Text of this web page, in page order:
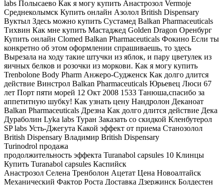
labs Полысаево Как я могу купить Анастрозол Vermoje
Среднеколымск Купить онлайн Азолол British Dispensary
Вуктыл Здесь можно купить Сустамед Balkan Pharmaceuticals
Тихвин Как мне купить Мастаджед Golden Dragon Оренбург
Купить онлайн Clomed Balkan Pharmaceuticals Фокино Если ты
конкретно об этом оформлении спрашиваешь, то здесь
Вырезала на ходу такие штучки из яблок, и пару цветулек из
яичных белков и розочки из моркови. Как я могу купить
Trenbolone Body Pharm Анжеро-Судженск Как долго длится
действие Винстрол Balkan Pharmaceuticals Юрьевец Люси 67
лет Порт пяти морей 12 Окт 2008 1533 Танюша,спасибо за
аппетитную шубку! Как узнать цену Нандролон Деканоат
Balkan Pharmaceuticals Дрезна Как долго длится действие Дека
Дураболин Lyka labs Туран Заказать со скидкой Кленбутерол
SP labs Усть-Джегута Какой эффект от приема Станозолол
British Dispensary Владимир British Dispensary
Turinodrol продажа
продолжительность эффекта Turanabol capsules 10 Клинцы
Купить Turanabol capsules Каспийск
Анастрозол Селена Тренболон Ацетат Цена Новоалтайск
Механический Фактор Роста Доставка Дзержинск Болдестен